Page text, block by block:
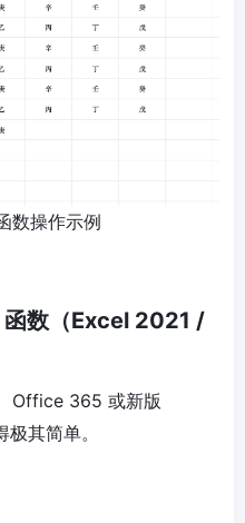
数操作示例
函数（Excel 2021 /
Office 365 或新版
极其简单。